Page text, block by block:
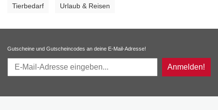
Tierbedarf
Urlaub & Reisen
Gutscheine und Gutscheincodes an deine E-Mail-Adresse!
Anmelden!